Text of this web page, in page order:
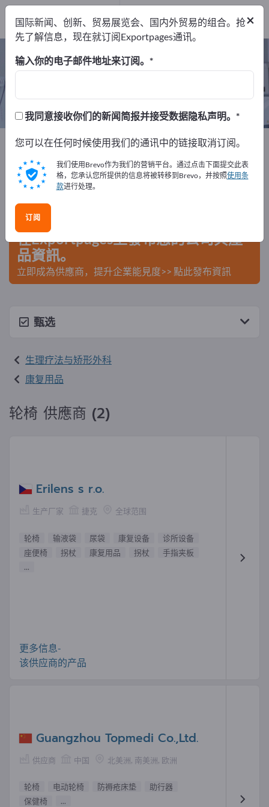
轮椅 – 查找制造商和供应商
2 1 1
制造商1
经销商1
Exportpages 医学与实验室
生理疗法与矫形外科
轮椅
在Exportpages免費刊登廣告！
需求 – 供應 – 二手商品 – 商業聯繫 >> 由此開始
在Exportpages上發布您的公司與產
品資訊。
立即成為供應商，提升企業能見度>> 點此發布資訊
甄选
生理疗法与矫形外科
康复用品
轮椅 供應商 (2)
Erilens s r.o.
生产厂家 捷克 全球范围
轮椅 输液袋 尿袋 康复设备
诊所设备
座便椅
拐杖 康复用品 拐杖
手指夹板
...
更多信息-
该供应商的产品
Guangzhou Topmedi Co.,Ltd.
供应商 中国 北美洲, 南美洲, 欧洲
轮椅 电动轮椅 防褥疮床垫
助行器
保健椅
...
×
国际新闻、创新、贸易展览会、国内外贸易的组合。抢
先了解信息，现在就订阅Exportpages通讯。
输入你的电子邮件地址来订阅。
我同意接收你们的新闻简报并接受数据隐私声明。
您可以在任何时候使用我们的通讯中的链接取消订阅。
我们使用Brevo作为我们的营销平台。通过点击下面提交此表
格，您承认您所提供的信息将被转移到Brevo，并按照使用条
款进行处理。
订阅